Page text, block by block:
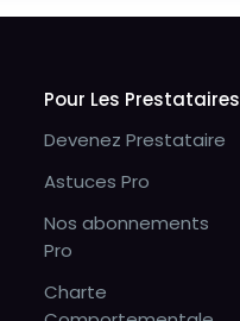
Pour Les Prestataires
Devenez Prestataire
Astuces Pro
Nos abonnements
Pro
Charte